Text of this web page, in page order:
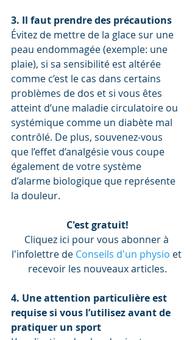
3. Il faut prendre des précautions
Évitez de mettre de la glace sur une
peau endommagée (exemple: une
plaie), si sa sensibilité est altérée
comme c’est le cas dans certains
problèmes de dos et si vous êtes
atteint d’une maladie circulatoire ou
systémique comme un diabète mal
contrôlé. De plus, souvenez-vous
que l’effet d’analgésie vous coupe
également de votre système
d’alarme biologique que représente
la douleur.
C'est gratuit!
Cliquez ici pour vous abonner à
l'infolettre de Conseils d'un physio et
recevoir les nouveaux articles.
4. Une attention particulière est
requise si vous l’utilisez avant de
pratiquer un sport